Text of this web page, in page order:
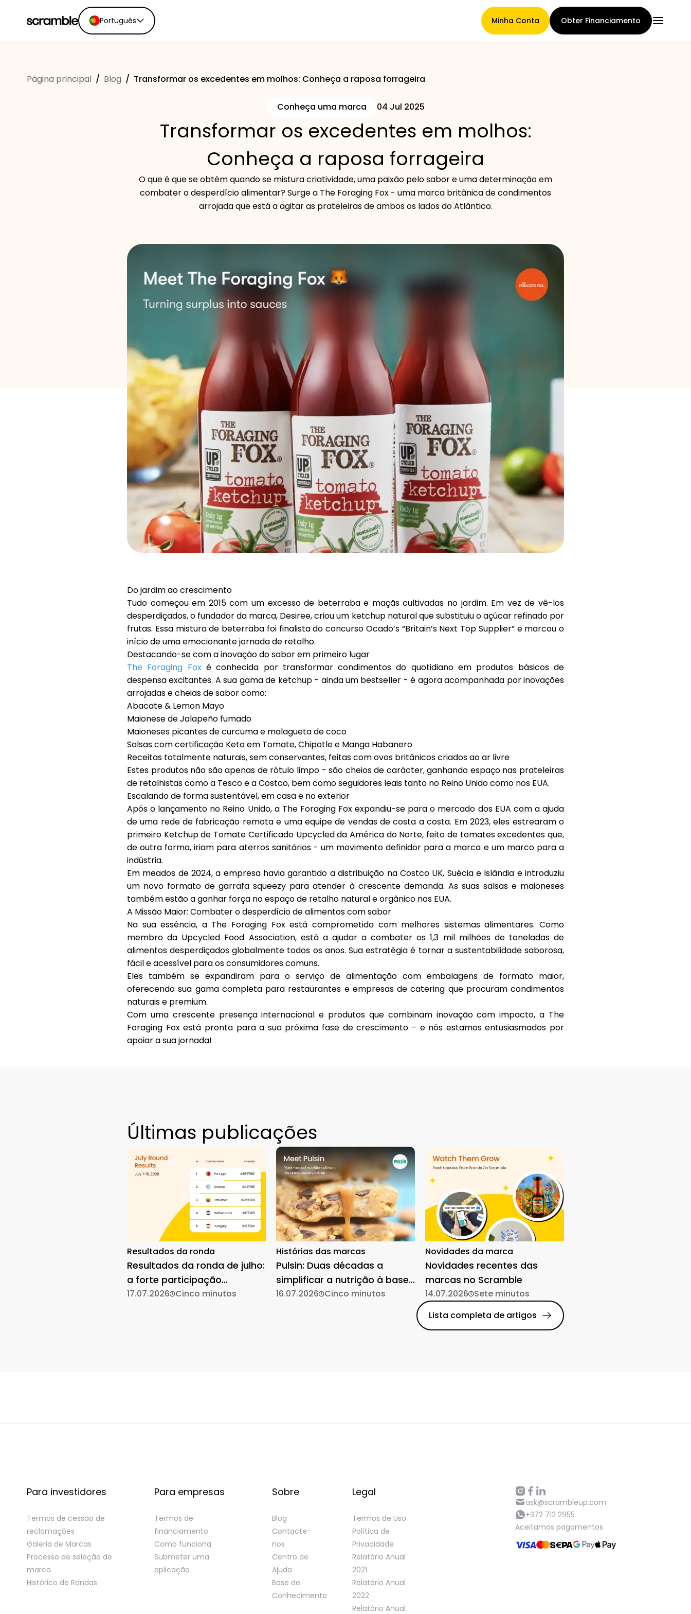
Português
Español
Minha Conta Obter Financiamento
Termos de cessão de
reclamações
Galeria de Marcas
Seleção de Marca
Calculadoras
Histórico de Rondas
Blog
Contacte-nos
Ajuda
Página principal / Blog / Transformar os excedentes em molhos: Conheça a raposa forrageira
Conheça uma marca 04 Jul 2025
Transformar os excedentes em molhos:
Conheça a raposa forrageira
O que é que se obtém quando se mistura criatividade, uma paixão pelo sabor e uma determinação em
combater o desperdício alimentar? Surge a The Foraging Fox - uma marca britânica de condimentos
arrojada que está a agitar as prateleiras de ambos os lados do Atlântico.
Do jardim ao crescimento
Tudo começou em 2015 com um excesso de beterraba e maçãs cultivadas no jardim. Em vez de vê-los
desperdiçados, o fundador da marca, Desiree, criou um ketchup natural que substituiu o açúcar refinado por
frutas. Essa mistura de beterraba foi finalista do concurso Ocado’s “Britain’s Next Top Supplier”e marcou o
início de uma emocionante jornada de retalho.
Destacando-se com a inovação do sabor em primeiro lugar
The Foraging Foxé conhecida por transformar condimentos do quotidiano em produtos básicos de
despensa excitantes. A sua gama de ketchup - ainda um bestseller - é agora acompanhada por inovações
arrojadas e cheias de sabor como:
Abacate & Lemon Mayo
Maionese de Jalapeño fumado
Maioneses picantes de curcuma e malagueta de coco
Salsas com certificação Keto em Tomate, Chipotle e Manga Habanero
Receitas totalmente naturais, sem conservantes, feitas com ovos britânicos criados ao ar livre
Estes produtos não são apenas de rótulo limpo - são cheios de carácter, ganhando espaço nas prateleiras
de retalhistas como a Tesco e a Costco, bem como seguidores leais tanto no Reino Unido como nos EUA.
Escalando de forma sustentável, em casa e no exterior
Após o lançamento no Reino Unido, a The Foraging Fox expandiu-se para o mercado dos EUA com a ajuda
de uma rede de fabricação remota e uma equipe de vendas de costa a costa. Em 2023, eles estrearam o
primeiro Ketchup de Tomate Certificado Upcycled da América do Norte, feito de tomates excedentes que,
de outra forma, iriam para aterros sanitários - um movimento definidor para a marca e um marco para a
indústria.
Em meados de 2024, a empresa havia garantido a distribuição na Costco UK, Suéciae Islândia e introduziu
um novo formato de garrafa squeezy para atender à crescente demanda. As suas salsas e maioneses
também estão a ganhar força no espaço de retalho natural e orgânico nos EUA.
A Missão Maior: Combater o desperdício de alimentos com sabor
Na sua essência, a The Foraging Fox está comprometida com melhores sistemas alimentares. Como
membro da Upcycled Food Association, está a ajudar a combater os 1,3 mil milhões de toneladas de
alimentos desperdiçados globalmente todos os anos. Sua estratégia é tornar a sustentabilidade saborosa,
fácil e acessível para os consumidores comuns.
Eles também se expandiram para o serviço de alimentação com embalagens de formato maior,
oferecendo sua gama completa para restaurantes e empresas de catering que procuram condimentos
naturais e premium.
Com uma crescente presença internacional e produtos que combinam inovação com impacto, a The
Foraging Fox está pronta para a sua próxima fase de crescimento - e nós estamos entusiasmados por
apoiar a sua jornada!
Últimas publicações
Resultados da ronda
Resultados da ronda de julho:
a forte participação
mantém-se
17.07.2026 Cinco minutos
Histórias das marcas
Pulsin: Duas décadas a
simplificar a nutrição à base
de plantas
16.07.2026 Cinco minutos
Novidades da marca
Novidades recentes das
marcas no Scramble
14.07.2026 Sete minutos
Lista completa de artigos
Para investidores
Termos de cessão de
reclamações
Galeria de Marcas
Processo de seleção de
marca
Histórico de Rondas
Para empresas
Termos de
financiamento
Como funciona
Submeter uma
aplicação
Sobre
Blog
Contacte-
nos
Centro de
Ajuda
Base de
Conhecimento
Legal
Termos de Uso
Política de
Privacidade
Relatório Anual
2021
Relatório Anual
2022
Relatório Anual
ask@scrambleup.com
+372 712 2955
Aceitamos pagamentos